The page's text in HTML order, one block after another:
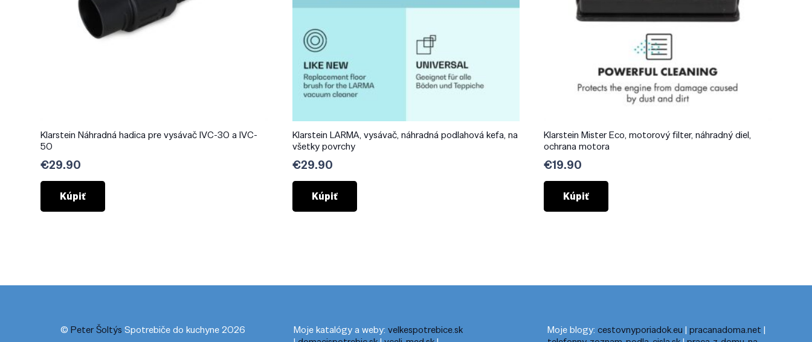
Klarstein Náhradná hadica pre vysávač IVC-30 a IVC-
50
€29.90
Kúpiť
Klarstein LARMA, vysávač, náhradná podlahová kefa, na
všetky povrchy
€29.90
Kúpiť
Klarstein Mister Eco, motorový filter, náhradný diel,
ochrana motora
€19.90
Kúpiť
© Peter Šoltýs Spotrebiče do kuchyne 2026 Moje katalógy a weby:velkespotrebice.sk
Moje blogy: cestovnyporiadok.eu | pracanadoma.net |